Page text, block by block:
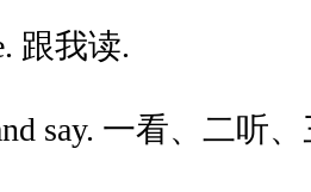
跟我读.
say. 一看、二听